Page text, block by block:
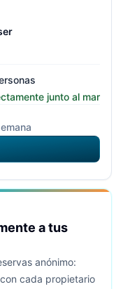
junto al mar
a tus
anónimo:
cada propietario